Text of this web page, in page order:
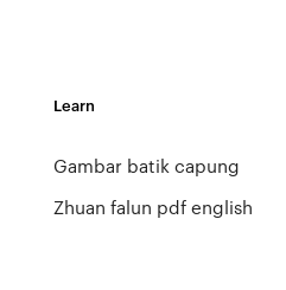
Learn
Gambar batik capung
Zhuan falun pdf english